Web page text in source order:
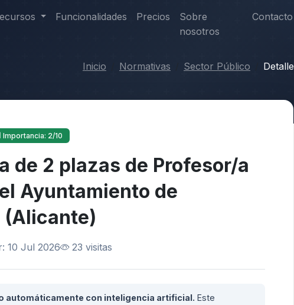
Funcionalidades Precios
Sobre
nosotros
Contacto
Inicio Normativas Sector Público Detalle
Importancia: 2/10
de 2 plazas de Profesor/a
Ayuntamiento de
(Alicante)
10 Jul 2026 23 visitas
automáticamente con inteligencia artificial. Este